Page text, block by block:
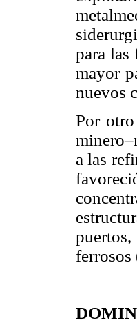
para
mayor
nuevos
Por
a las
ferrosos